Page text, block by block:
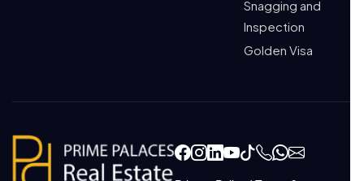
Snagging and
Inspection
Golden Visa